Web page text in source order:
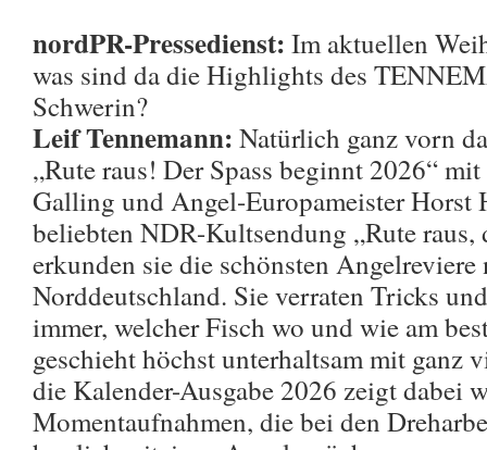
nordPR-Pressedienst: Im aktuellen
was sind da die Highlights des
Schwerin?
Leif Tennemann: Natürlich ganz vorn
„Rute raus! Der Spass beginnt 2026“
Galling und Angel-Europameister Horst
beliebten NDR-Kultsendung „Rute raus,
erkunden sie die schönsten
Norddeutschland. Sie verraten Tricks
immer, welcher Fisch wo und wie am
geschieht höchst unterhaltsam mit ganz
die Kalender-Ausgabe 2026 zeigt dabei
Momentaufnahmen, die bei den